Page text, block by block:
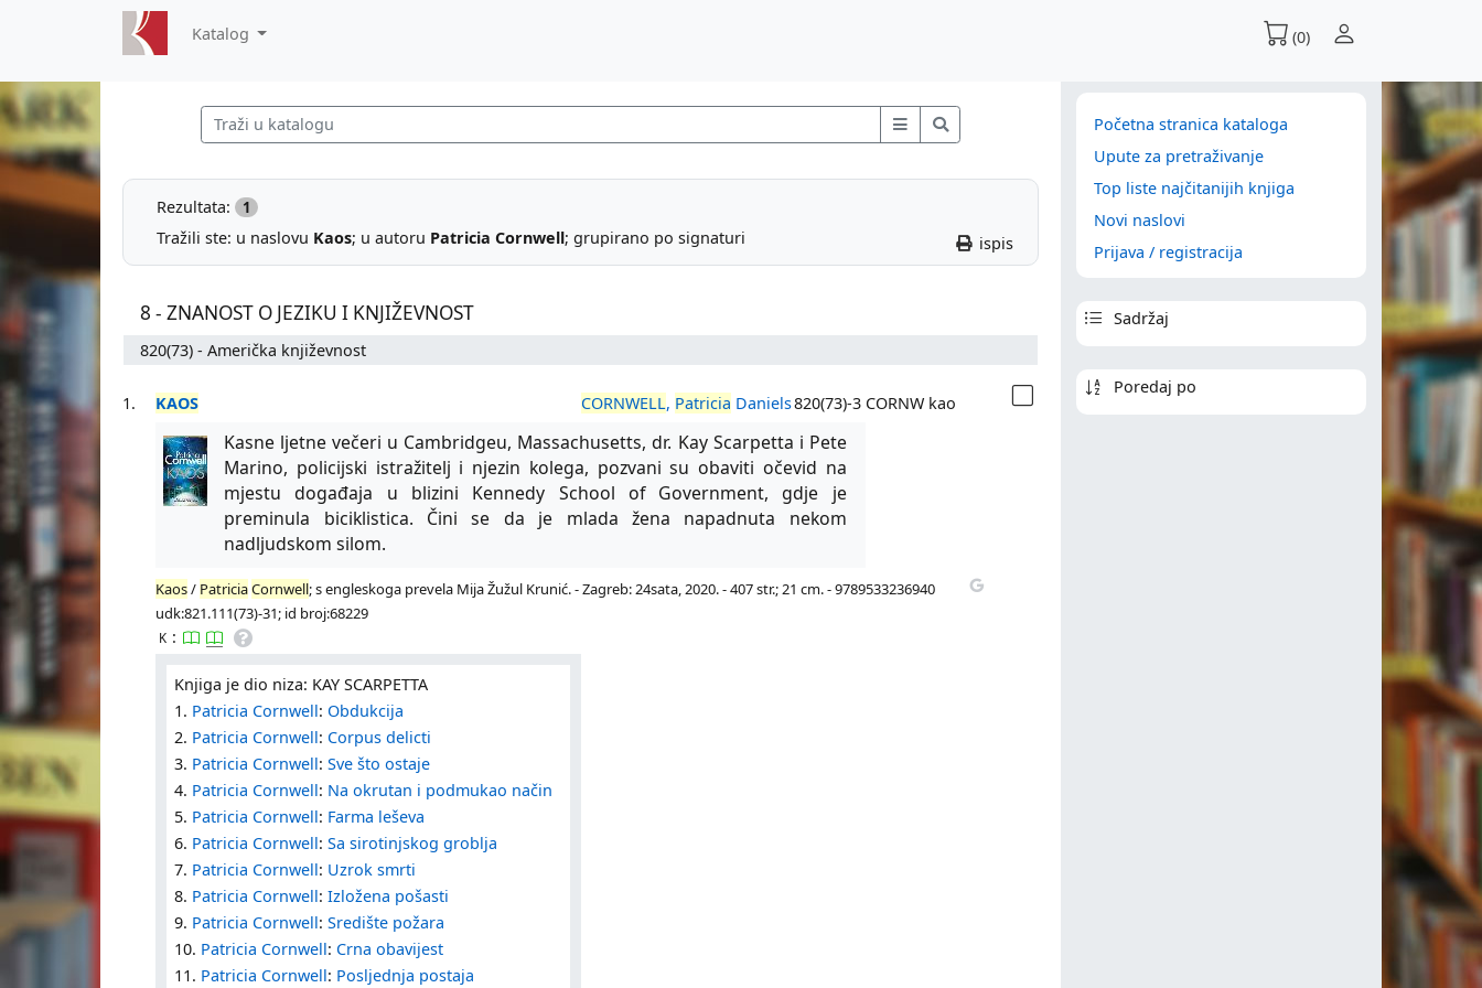
Katalog (0)
Rezultata: 1
Tražili ste: u naslovu Kaos; u autoru Patricia Cornwell; grupirano po signaturi ispis
8 - ZNANOST O JEZIKU I KNJIŽEVNOST
820(73) - Američka književnost
1. KAOS CORNWELL, Patricia Daniels820(73)-3 CORNW kao
Kasne ljetne večeri u Cambridgeu, Massachusetts, dr. Kay Scarpetta i Pete
Marino, policijski istražitelj i njezin kolega, pozvani su obaviti očevid na
mjestu događaja u blizini Kennedy School of Government, gdje je
preminula biciklistica. Čini se da je mlada žena napadnuta nekom
nadljudskom silom.
Kaos/ PatriciaCornwell; s engleskoga prevela Mija Žužul Krunić. - Zagreb: 24sata, 2020. - 407 str.; 21 cm. - 9789533236940
udk:821.111(73)-31; id broj:68229
K :
Knjiga je dio niza: KAY SCARPETTA
1. Patricia Cornwell: Obdukcija
2. Patricia Cornwell: Corpus delicti
3. Patricia Cornwell:Sve što ostaje
4. Patricia Cornwell: Na okrutan i podmukao način
5. Patricia Cornwell: Farma leševa
6. Patricia Cornwell:Sa sirotinjskog groblja
7. Patricia Cornwell: Uzrok smrti
8. Patricia Cornwell:Izložena pošasti
9. Patricia Cornwell:Središte požara
10. Patricia Cornwell: Crna obavijest
11. Patricia Cornwell: Posljednja postaja
Početna stranica kataloga
Upute za pretraživanje
Top liste najčitanijih knjiga
Novi naslovi
Prijava / registracija
Sadržaj
Poredaj po